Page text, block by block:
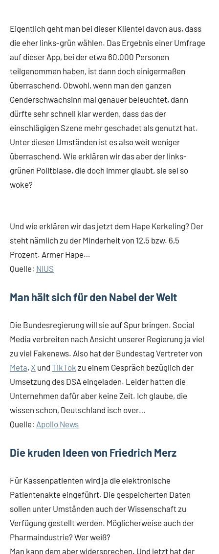
Eigentlich geht man bei dieser Klientel davon aus, dass
die eher links-grün wählen. Das Ergebnis einer Umfrage
auf dieser App, bei der etwa 60.000 Personen
teilgenommen haben, ist dann doch einigermaßen
überraschend. Obwohl, wenn man den ganzen
Genderschwachsinn mal genauer beleuchtet, dann
dürfte sehr schnell klar werden, dass das der
einschlägigen Szene mehr geschadet als genutzt hat.
Unter diesen Umständen ist es also weit weniger
überraschend. Wie erklären wir das aber der links-
grünen Politblase, die doch immer glaubt, sie sei so
woke?
Und wie erklären wir das jetzt dem Hape Kerkeling? Der
steht nämlich zu der Minderheit von 12,5 bzw. 6,5
Prozent. Armer Hape…
Quelle: NIUS
Man hält sich für den Nabel der Welt
Die Bundesregierung will sie auf Spur bringen. Social
Media verbreiten nach Ansicht unserer Regierung ja viel
zu viel Fakenews. Also hat der Bundestag Vertreter von
Meta, X und TikTok zu einem Gespräch bezüglich der
Umsetzung des DSA eingeladen. Leider hatten die
Unternehmen dafür aber keine Zeit. Ich glaube, die
wissen schon, Deutschland isch over…
Quelle: Apollo News
Die kruden Ideen von Friedrich Merz
Für Kassenpatienten wird ja die elektronische
Patientenakte eingeführt. Die gespeicherten Daten
sollen unter Umständen auch der Wissenschaft zu
Verfügung gestellt werden. Möglicherweise auch der
Pharmaindustrie? Wer weiß?
Man kann dem aber widersprechen. Und jetzt hat der